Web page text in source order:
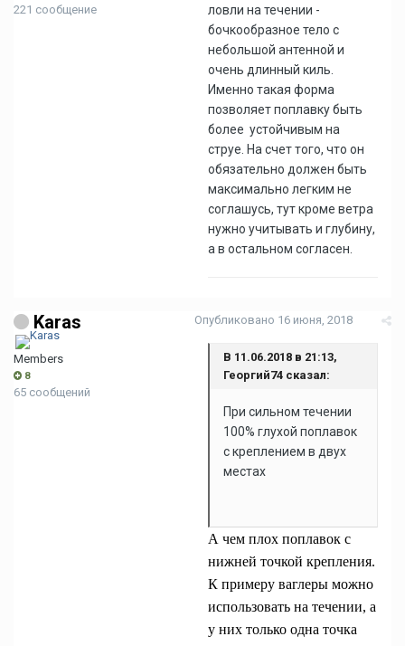
221 сообщение
ловли на течении -
бочкообразное тело с
небольшой антенной и
очень длинный киль.
Именно такая форма
позволяет поплавку быть
более устойчивым на
струе. На счет того, что он
обязательно должен быть
максимально легким не
соглашусь, тут кроме ветра
нужно учитывать и глубину,
а в остальном согласен.
Karas
Members
8
65 сообщений
Опубликовано 16 июня, 2018
В ‎11‎.‎06‎.‎2018 в 21:13,
Георгий74 сказал:
При сильном течении
100% глухой поплавок
с креплением в двух
местах
А чем плох поплавок с
нижней точкой крепления.
К примеру ваглеры можно
использовать на течении, а
у них только одна точка